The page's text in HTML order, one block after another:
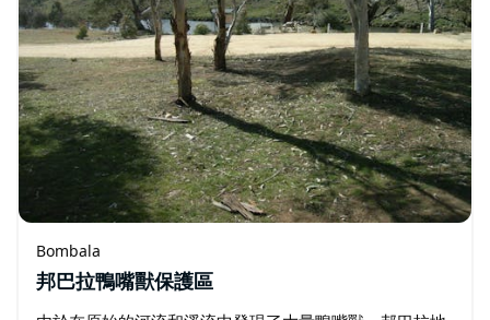
Bombala
邦巴拉鴨嘴獸保護區